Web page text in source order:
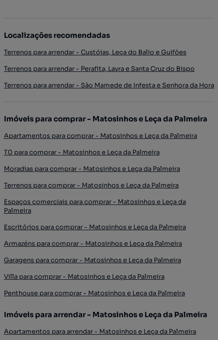
Localizações recomendadas
Terrenos para arrendar - Custóias, Leça do Balio e Guifões
Terrenos para arrendar - Perafita, Lavra e Santa Cruz do Bispo
Terrenos para arrendar - São Mamede de Infesta e Senhora da Hora
Imóveis para comprar - Matosinhos e Leça da Palmeira
Apartamentos para comprar - Matosinhos e Leça da Palmeira
T0 para comprar - Matosinhos e Leça da Palmeira
Moradias para comprar - Matosinhos e Leça da Palmeira
Terrenos para comprar - Matosinhos e Leça da Palmeira
Espaços comerciais para comprar - Matosinhos e Leça da
Palmeira
Escritórios para comprar - Matosinhos e Leça da Palmeira
Armazéns para comprar - Matosinhos e Leça da Palmeira
Garagens para comprar - Matosinhos e Leça da Palmeira
Villa para comprar - Matosinhos e Leça da Palmeira
Penthouse para comprar - Matosinhos e Leça da Palmeira
Imóveis para arrendar - Matosinhos e Leça da Palmeira
Apartamentos para arrendar - Matosinhos e Leça da Palmeira